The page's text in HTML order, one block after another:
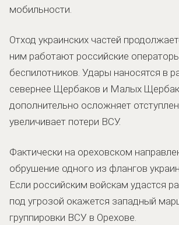
мобильности.
Отход украинских частей
ним работают российские
беспилотников. Удары наносятся в
севернее Щербаков и Малых
дополнительно осложняет
увеличивает потери ВСУ.
Фактически на ореховском
обрушение одного из флангов
Если российским войскам удастся
под угрозой окажется западный
группировки ВСУ в Орехове.